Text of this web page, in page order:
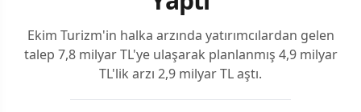
Ekim Turizm'in halka arzında yatırımcılardan gelen
talep 7,8 milyar TL'ye ulaşarak planlanmış 4,9 milyar
TL'lik arzı 2,9 milyar TL aştı.